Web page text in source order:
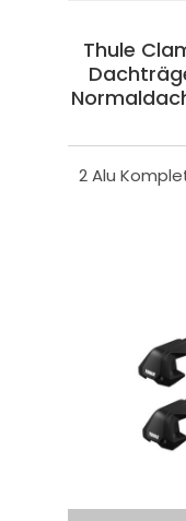
Thule
2 Alu